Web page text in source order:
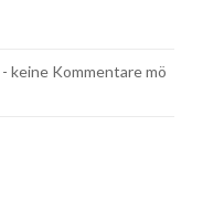
- keine Kommentare mö